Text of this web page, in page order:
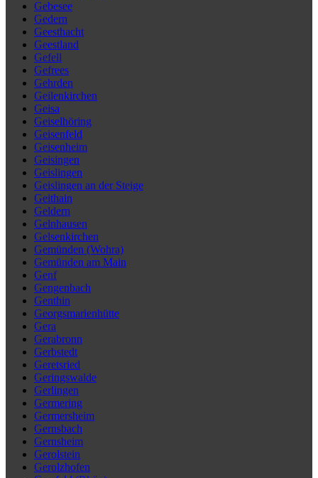
Gebesee
Gedern
Geesthacht
Geestland
Gefell
Gefrees
Gehrden
Geilenkirchen
Geisa
Geiselhöring
Geisenfeld
Geisenheim
Geisingen
Geislingen
Geislingen an der Steige
Geithain
Geldern
Gelnhausen
Gelsenkirchen
Gemünden (Wohra)
Gemünden am Main
Genf
Gengenbach
Genthin
Georgsmarienhütte
Gera
Gerabronn
Gerbstedt
Geretsried
Geringswalde
Gerlingen
Germering
Germersheim
Gernsbach
Gernsheim
Gerolstein
Gerolzhofen